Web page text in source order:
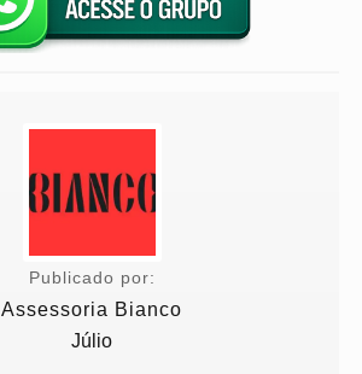
Publicado por:
Assessoria Bianco
Júlio